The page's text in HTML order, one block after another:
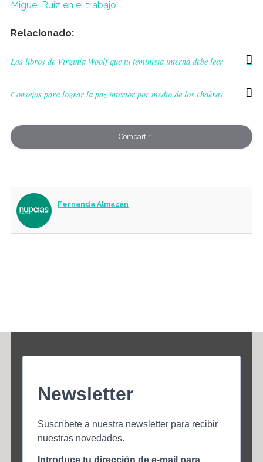
Miguel Ruiz en el trabajo
Relacionado:
Los libros de Virginia Woolf que tu feminista interna debe leer
Consejos para lograr la paz interior por medio de los chakras
Compartir
Fernanda Almazán